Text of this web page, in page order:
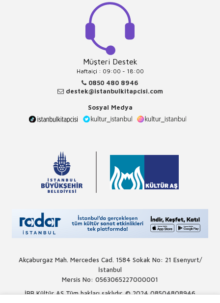
Müşteri Destek
Haftaiçi : 09:00 - 18:00
0850 480 8946
destek@istanbulkitapcisi.com
Sosyal Medya
Akçaburgaz Mah. Mercedes Cad. 1584 Sokak No: 21 Esenyurt/
İstanbul
Mersis No: 0563065227000001
İBB Kültür AŞ Tüm hakları saklıdır. © 2024 08504808946